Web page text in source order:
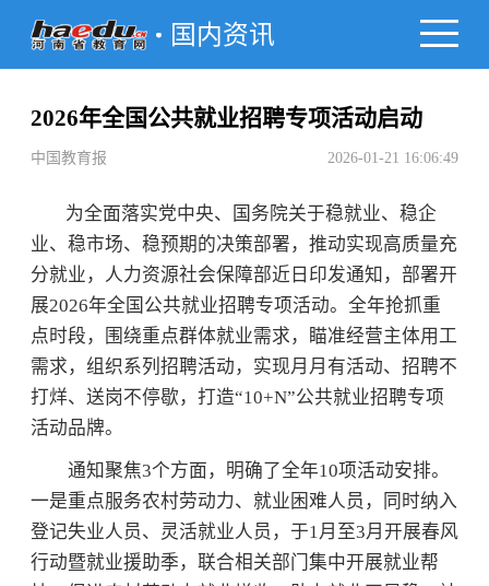
国内资讯
2026年全国公共就业招聘专项活动启动
中国教育报 2026-01-21 16:06:49
为全面落实党中央、国务院关于稳就业、稳企
业、稳市场、稳预期的决策部署，推动实现高质量充
分就业，人力资源社会保障部近日印发通知，部署开
展2026年全国公共就业招聘专项活动。全年抢抓重
点时段，围绕重点群体就业需求，瞄准经营主体用工
需求，组织系列招聘活动，实现月月有活动、招聘不
打烊、送岗不停歇，打造“10+N”公共就业招聘专项
活动品牌。
通知聚焦3个方面，明确了全年10项活动安排。
一是重点服务农村劳动力、就业困难人员，同时纳入
登记失业人员、灵活就业人员，于1月至3月开展春风
行动暨就业援助季，联合相关部门集中开展就业帮